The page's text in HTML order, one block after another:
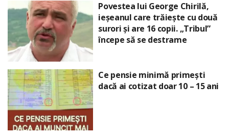
Povestea lui George Chirilă,
ieșeanul care trăiește cu două
surori și are 16 copii. „Tribul”
începe să se destrame
Ce pensie minimă primești
dacă ai cotizat doar 10 – 15 ani